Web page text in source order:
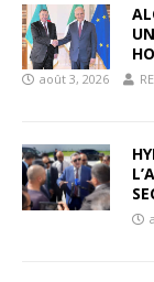
août 3, 2026